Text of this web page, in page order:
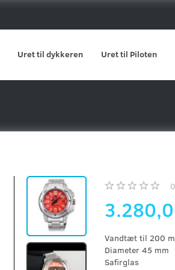
Uret til dykkeren Uret til Piloten
0
Vandtæt til 200
Diameter 45 mm
Safirglas